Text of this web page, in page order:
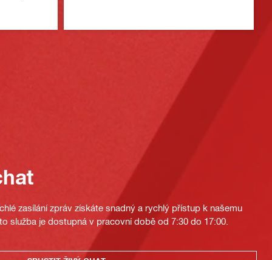
zasílání zpráv získáte snadný a rychlý přístup k našemu
služba je dostupná v pracovní době od 7:30 do 17:00.